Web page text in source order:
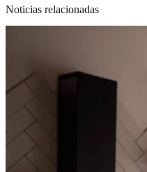
Noticias relacionadas